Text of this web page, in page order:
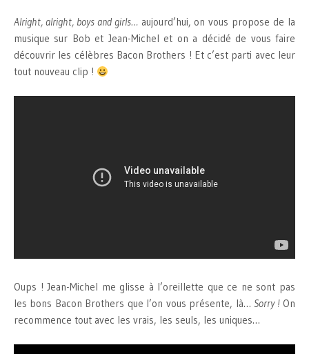
Alright, alright, boys and girls…aujourd’hui, on vous propose de la
musique sur Bob et Jean-Michel et on a décidé de vous faire
découvrir les célèbres Bacon Brothers ! Et c’est parti avec leur
tout nouveau clip !
Oups ! Jean-Michel me glisse à l’oreillette que ce ne sont pas
les bons Bacon Brothers que l’on vous présente, là…Sorry !On
recommence tout avec les vrais, les seuls, les uniques…